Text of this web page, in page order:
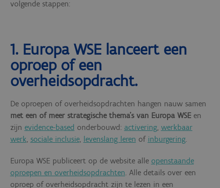
volgende stappen:
1. Europa WSE lanceert een
oproep of een
overheidsopdracht.
De oproepen of overheidsopdrachten hangen nauw samen
met een of meer strategische thema’s van Europa WSEen
zijn evidence-based onderbouwd: activering, werkbaar
werk, sociale inclusie, levenslang leren of inburgering.
Europa WSE publiceert op de website alle openstaande
oproepen en overheidsopdrachten. Alle details over een
oproep of overheidsopdracht zijn te lezen in een